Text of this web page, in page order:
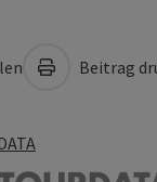
Beitrag